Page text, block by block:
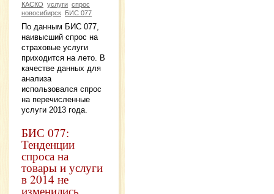
КАСКО услуги спрос
новосибирск
БИС 077
По данным БИС 077,
наивысший спрос на
страховые услуги
приходится на лето. В
качестве данных для
анализа
использовался спрос
на перечисленные
услуги 2013 года.
БИС 077:
Тенденции
спроса на
товары и услуги
в 2014 не
изменились